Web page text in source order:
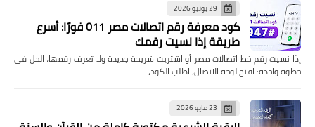
29 يونيو 2026
كود معرفة رقم اتصالات مصر 011 فورًا: أسرع
طريقة إذا نسيت رقمك
إذا نسيت رقم خط اتصالات مصر أو اشتريت شريحة جديدة ولا تعرف رقمها، الحل في
خطوة واحدة: افتح لوحة الاتصال، اطلب الكود، …
23 مايو 2026